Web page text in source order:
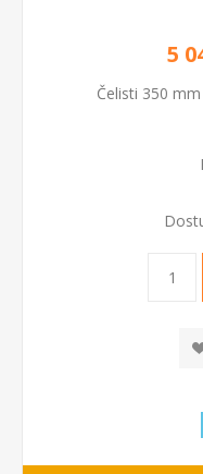
5
Čelisti 350